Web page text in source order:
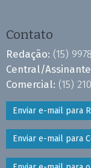
Contato
Redação: (15)
Central/
Comercial: (15)
Enviar e-mail para
Enviar e-mail para